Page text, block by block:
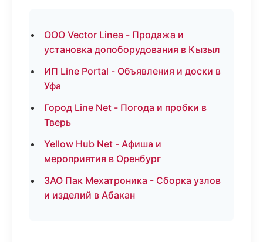
ООО Vector Linea - Продажа и
установка допоборудования в Кызыл
ИП Line Portal - Объявления и доски в
Уфа
Город Line Net - Погода и пробки в
Тверь
Yellow Hub Net - Афиша и
мероприятия в Оренбург
ЗАО Пак Мехатроника - Сборка узлов
и изделий в Абакан